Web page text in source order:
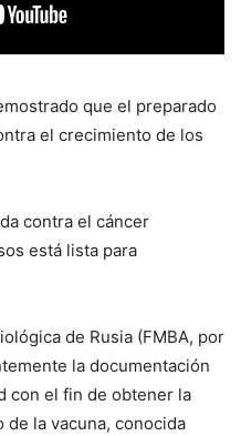
que el preparado
el crecimiento de los
contra el cáncer
está lista para
de Rusia (FMBA, por
la documentación
con el fin de obtener la
la vacuna, conocida